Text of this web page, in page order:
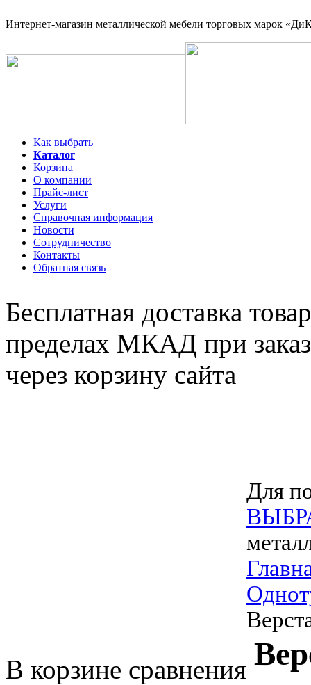
Интернет-магазин металлической мебели торговых марок
Как выбрать
Каталог
Корзина
О компании
Прайс-лист
Услуги
Справочная информация
Новости
Сотрудничество
Контакты
Обратная связь
Бесплатная доставка
пределах МКАД при
через корзину сайта
В корзине сравнения
Для